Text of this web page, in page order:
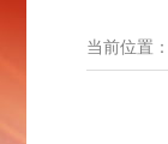
当前位置：